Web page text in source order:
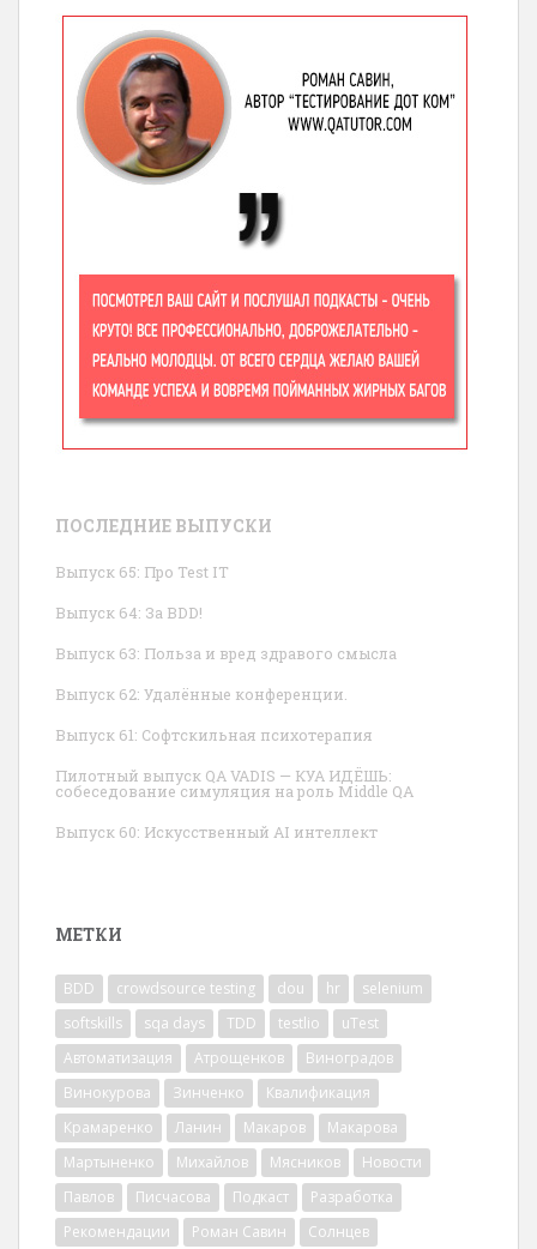
ПОСЛЕДНИЕ ВЫПУСКИ
Выпуск 65: Про Test IT
Выпуск 64: За BDD!
Выпуск 63: Польза и вред здравого смысла
Выпуск 62: Удалённые конференции.
Выпуск 61: Софтскильная психотерапия
Пилотный выпуск QA VADIS — КУА ИДЁШЬ:
собеседование симуляция на роль Middle QA
Выпуск 60: Искусственный AI интеллект
МЕТКИ
BDD crowdsource testing dou hr
selenium
softskills
sqa days TDD testlio
uTest
Автоматизация
Атрощенков
Виноградов
Винокурова
Зинченко
Квалификация
Крамаренко
Ланин Макаров
Макарова
Мартыненко
Михайлов Мясников
Новости
Павлов
Писчасова Подкаст
Разработка
Рекомендации
Роман Савин Солнцев